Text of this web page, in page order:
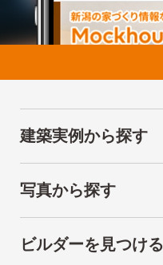
建築実例から探す
写真から探す
ビルダーを見つける